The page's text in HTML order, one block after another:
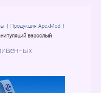
Продукция ApexMed
взрослый